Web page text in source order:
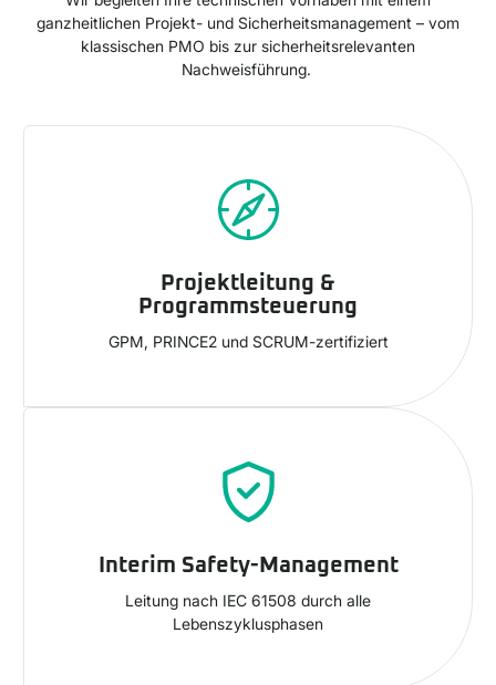
ganzheitlichen Projekt- und Sicherheitsmanagement – vom
klassischen PMO bis zur sicherheitsrelevanten
Nachweisführung.
Projektleitung &
Programmsteuerung
GPM, PRINCE2 und SCRUM-zertifiziert
Interim Safety-Management
Leitung nach IEC 61508 durch alle
Lebenszyklusphasen